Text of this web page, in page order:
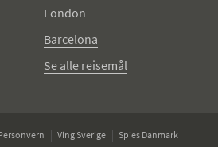
London
Barcelona
Se alle reisemål
Ving Sverige
Spies Danmark